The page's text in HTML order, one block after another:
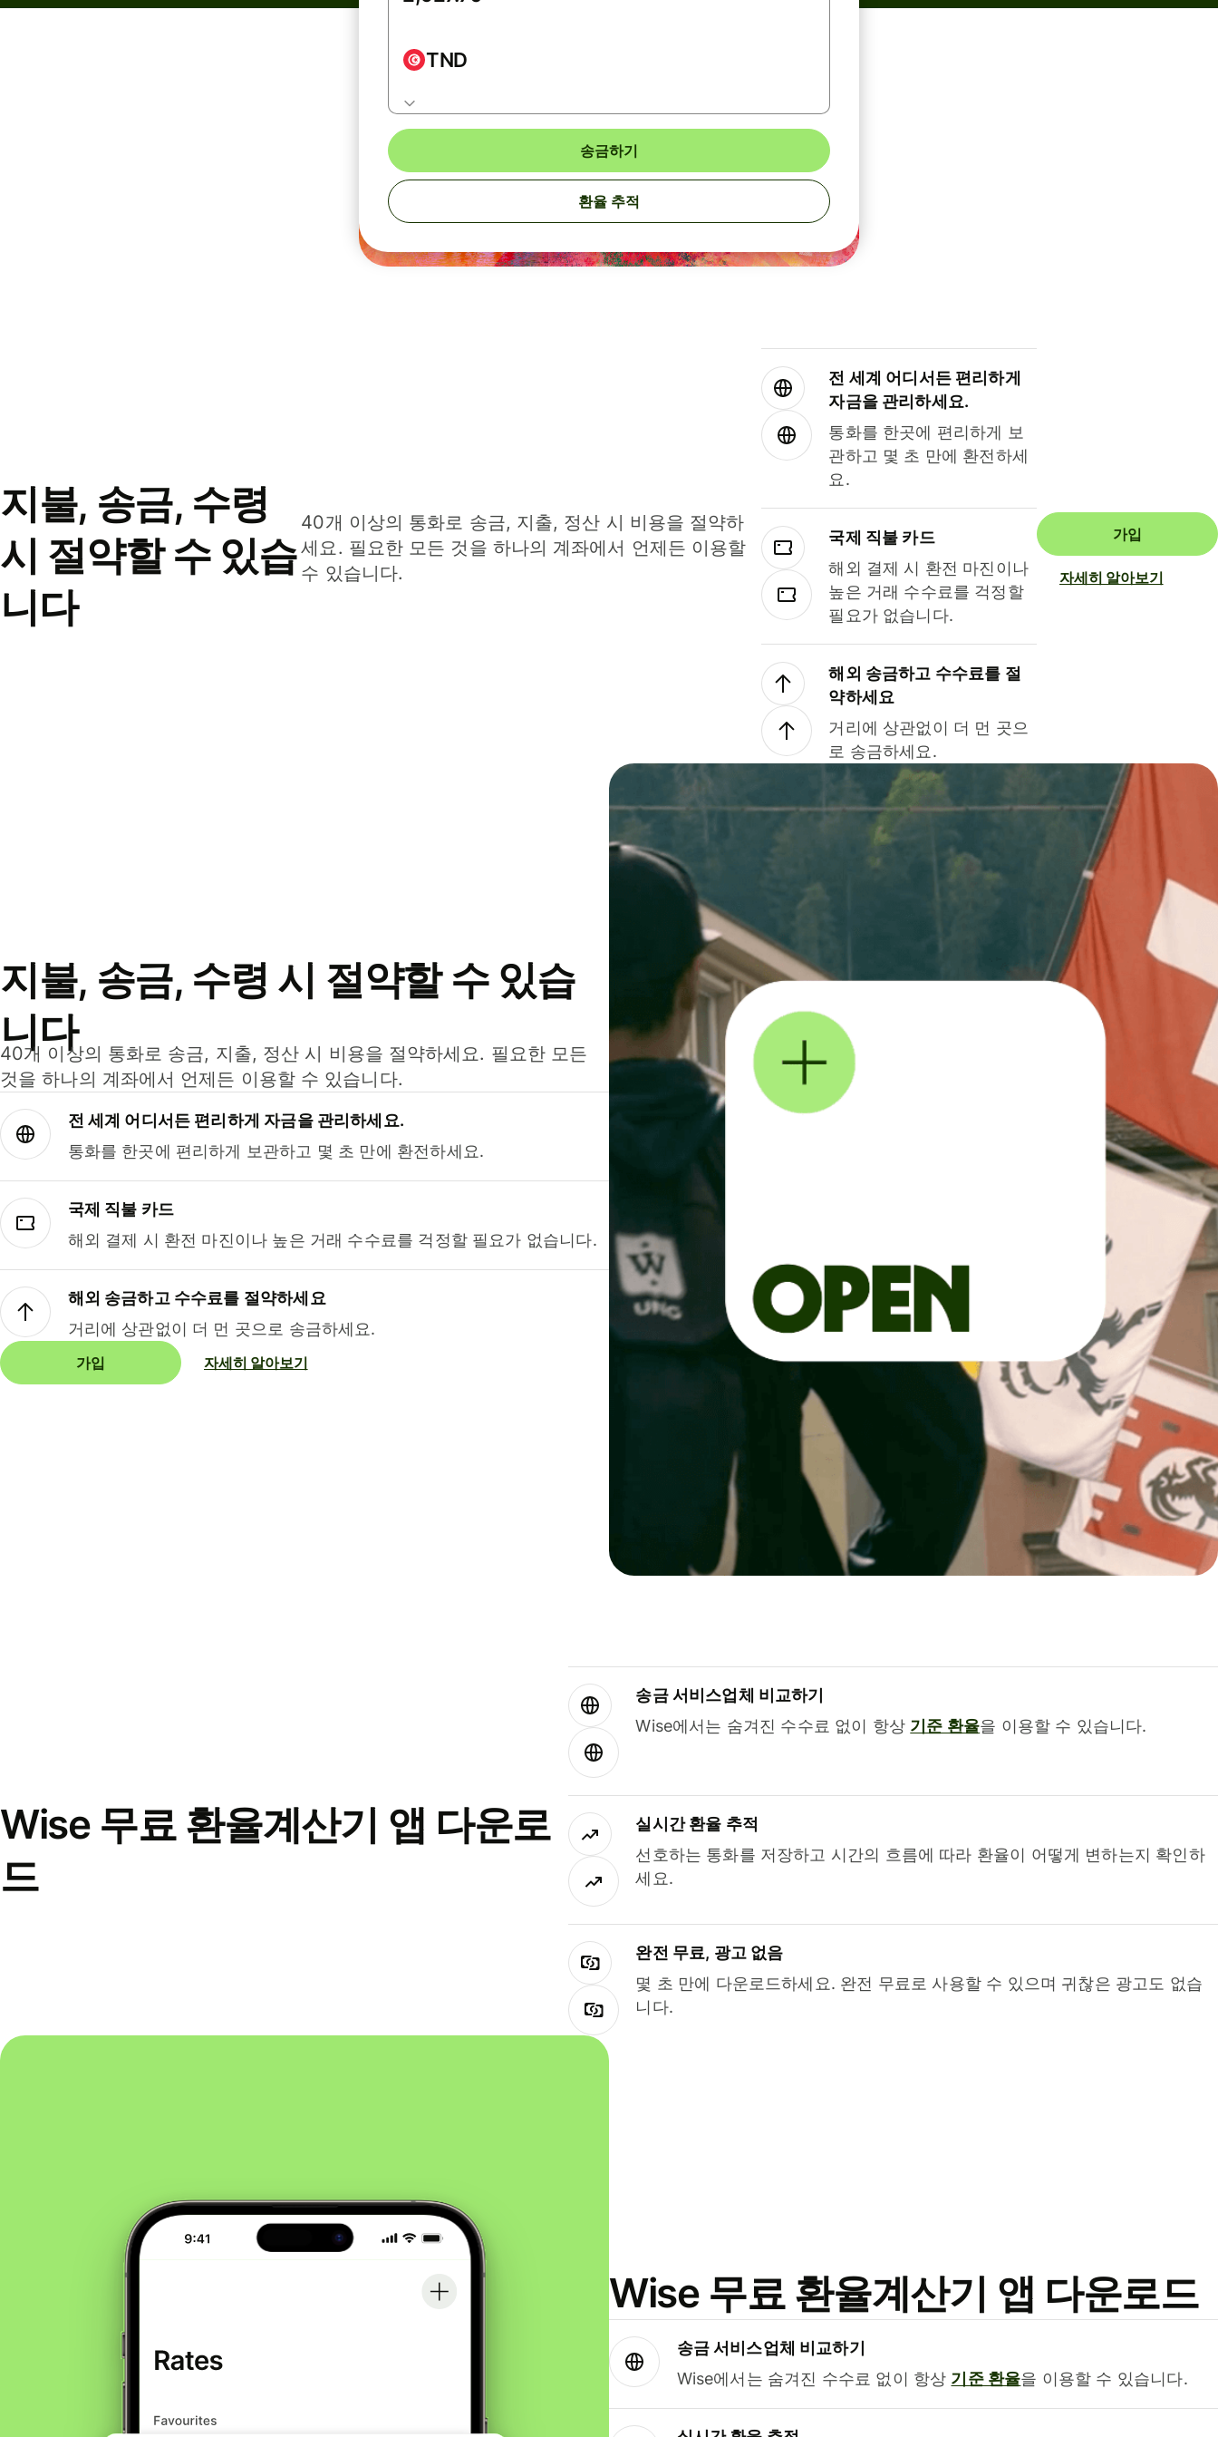
TND
송금하기
환율 추적
지불, 송금, 수령
시 절약할 수 있습
니다
40개 이상의 통화로 송금, 지출, 정산 시 비용을 절약하
세요. 필요한 모든 것을 하나의 계좌에서 언제든 이용할
수 있습니다.
전 세계 어디서든 편리하게
자금을 관리하세요.
통화를 한곳에 편리하게 보
관하고 몇 초 만에 환전하세
요.
국제 직불 카드
해외 결제 시 환전 마진이나
높은 거래 수수료를 걱정할
필요가 없습니다.
해외 송금하고 수수료를 절
약하세요
거리에 상관없이 더 먼 곳으
로 송금하세요.
가입
자세히 알아보기
지불, 송금, 수령 시 절약할 수 있습
니다
40개 이상의 통화로 송금, 지출, 정산 시 비용을 절약하세요. 필요한 모든
것을 하나의 계좌에서 언제든 이용할 수 있습니다.
전 세계 어디서든 편리하게 자금을 관리하세요.
통화를 한곳에 편리하게 보관하고 몇 초 만에 환전하세요.
국제 직불 카드
해외 결제 시 환전 마진이나 높은 거래 수수료를 걱정할 필요가 없습니다.
해외 송금하고 수수료를 절약하세요
거리에 상관없이 더 먼 곳으로 송금하세요.
가입 자세히 알아보기
Wise 무료 환율계산기 앱 다운로
드
송금 서비스업체 비교하기
Wise에서는 숨겨진 수수료 없이 항상 기준 환율을 이용할 수 있습니다.
실시간 환율 추적
선호하는 통화를 저장하고 시간의 흐름에 따라 환율이 어떻게 변하는지 확인하
세요.
완전 무료, 광고 없음
몇 초 만에 다운로드하세요. 완전 무료로 사용할 수 있으며 귀찮은 광고도 없습
니다.
Wise 무료 환율계산기 앱 다운로드
송금 서비스업체 비교하기
Wise에서는 숨겨진 수수료 없이 항상 기준 환율을 이용할 수 있습니다.